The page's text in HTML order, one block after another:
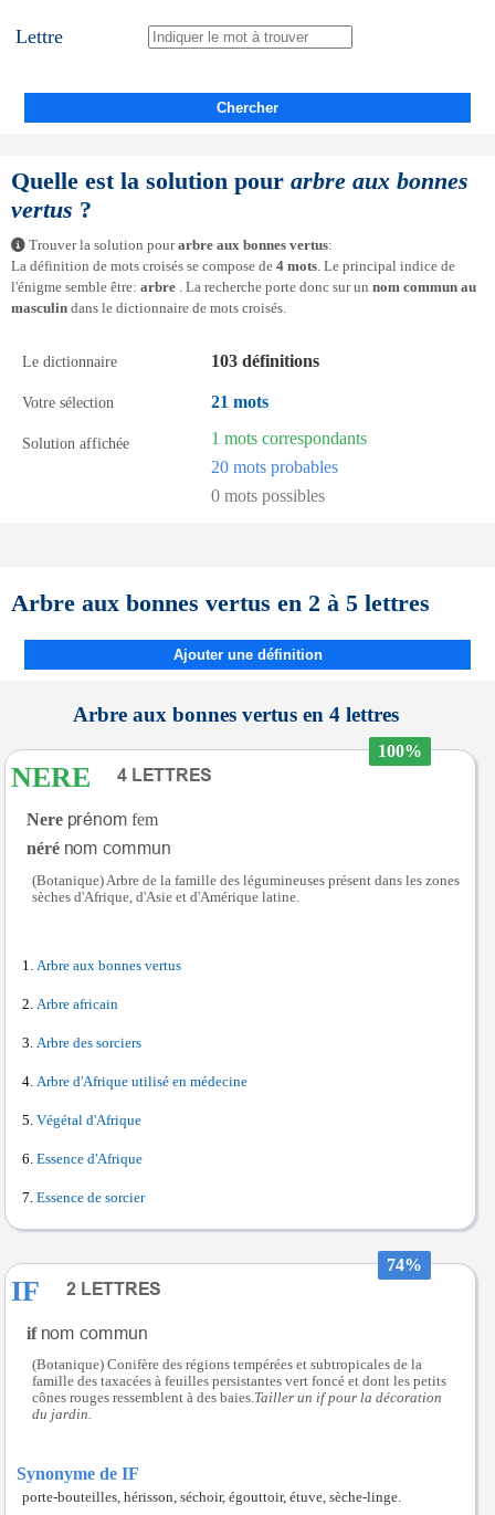
Lettre
Chercher
Quelle est la solution pour arbre aux bonnes
vertus ?
Trouver la solution pourarbre aux bonnes vertus:
La définition de mots croisés se compose de 4 mots. Le principal indice de
l'énigme semble être: arbre . La recherche porte donc sur un nom commun au
masculin dans le dictionnaire de mots croisés.
Le dictionnaire 103 définitions
Votre sélection 21 mots
Solution affichée
1 mots correspondants
20 mots probables
0 mots possibles
Arbre aux bonnes vertus en 2 à 5 lettres
Ajouter une définition
Arbre aux bonnes vertus en 4 lettres
100%
NERE
Nere
fem
néré
(Botanique) Arbre de la famille des légumineuses présent dans les zones
sèches d'Afrique, d'Asie et d'Amérique latine.
Arbre aux bonnes vertus
Arbre africain
Arbre des sorciers
Arbre d'Afrique utilisé en médecine
Végétal d'Afrique
Essence d'Afrique
Essence de sorcier
74%
IF
if
(Botanique) Conifère des régions tempérées et subtropicales de la
famille des taxacées à feuilles persistantes vert foncé et dont les petits
cônes rouges ressemblent à des baies.Tailler un if pour la décoration
du jardin.
Synonyme de IF
porte-bouteilles, hérisson, séchoir, égouttoir, étuve, sèche-linge.